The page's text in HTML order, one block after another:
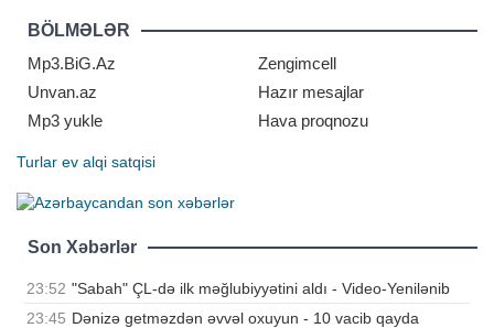
Ermənistan Konstitusiyasında
Azərbaycana və Türkiyəyə qarşı
ərazi iddialarını ehtiva edən
müddəaların çıxarılmasını
BÖLMƏLƏR
Mp3.BiG.Az
Zengimcell
Unvan.az
Hazır mesajlar
Mp3 yukle
Hava proqnozu
Turlar ev alqi satqisi
Son Xəbərlər
23:52 "Sabah" ÇL-də ilk məğlubiyyətini aldı - Video-Yenilənib
23:45 Dənizə getməzdən əvvəl oxuyun - 10 vacib qayda